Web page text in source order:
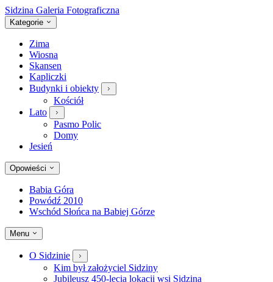
Sidzina Galeria Fotograficzna
Kategorie
Zima
Wiosna
Skansen
Kapliczki
Budynki i obiekty
Kościół
Lato
Pasmo Polic
Domy
Jesień
Opowieści
Babia Góra
Powódź 2010
Wschód Słońca na Babiej Górze
Menu
O Sidzinie
Kim był założyciel Sidziny
Jubileusz 450-lecia lokacji wsi Sidzina